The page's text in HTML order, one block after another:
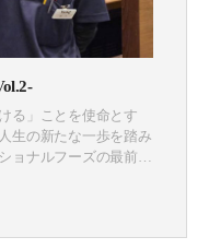
る」ことを使命とす
生の新たな一歩を踏み
ョナルフーズの最前線
どうしてどんどん亭
ラクターで、 すでに